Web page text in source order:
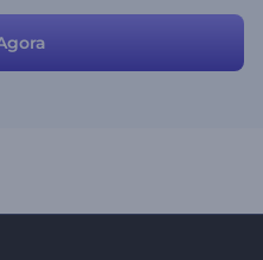
minutos!